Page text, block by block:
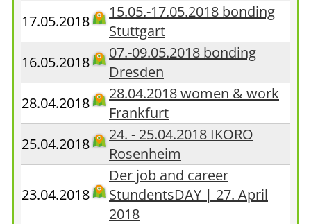
17.05.2018
15.05.-17.05.2018 bonding
Stuttgart
16.05.2018
07.-09.05.2018 bonding
Dresden
28.04.2018
28.04.2018 women & work
Frankfurt
25.04.2018
24. - 25.04.2018 IKORO
Rosenheim
23.04.2018
Der job and career
StundentsDAY | 27. April
2018